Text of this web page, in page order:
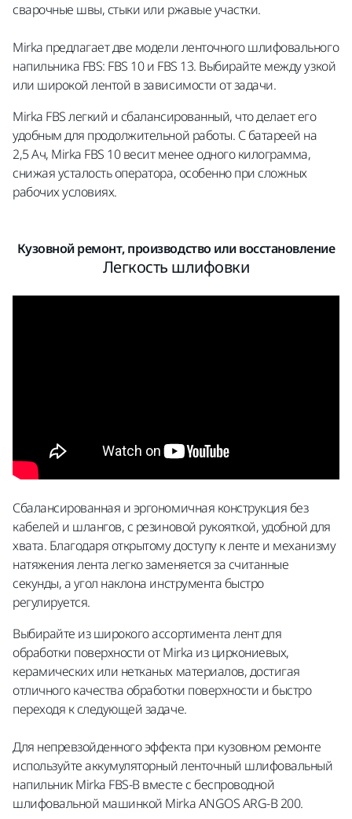
сварочные швы, стыки или ржавые участки.
Mirka предлагает две модели ленточного шлифовального
напильника FBS: FBS 10 и FBS 13. Выбирайте между узкой
или широкой лентой в зависимости от задачи.
Mirka FBS легкий и сбалансированный, что делает его
удобным для продолжительной работы. С батареей на
2,5 Ач, Mirka FBS 10 весит менее одного килограмма,
снижая усталость оператора, особенно при сложных
рабочих условиях.
Кузовной ремонт, производство или восстановление
Легкость шлифовки
Сбалансированная и эргономичная конструкция без
кабелей и шлангов, с резиновой рукояткой, удобной для
хвата. Благодаря открытому доступу к ленте и механизму
натяжения лента легко заменяется за считанные
секунды, а угол наклона инструмента быстро
регулируется.
Выбирайте из широкого ассортимента лент для
обработки поверхности от Mirka из циркониевых,
керамических или нетканых материалов, достигая
отличного качества обработки поверхности и быстро
переходя к следующей задаче.
Для непревзойденного эффекта при кузовном ремонте
используйте аккумуляторный ленточный шлифовальный
напильник Mirka FBS-B вместе с беспроводной
шлифовальной машинкой Mirka ANGOS ARG-B 200.